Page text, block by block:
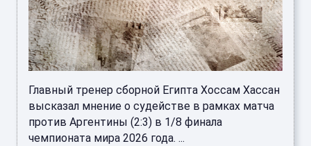
Главный тренер сборной Египта Хоссам Хассан
высказал мнение о судействе в рамках матча
против Аргентины (2:3) в 1/8 финала
чемпионата мира 2026 года. ...